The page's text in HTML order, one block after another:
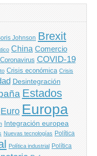
Johnson Brexit
China Comercio
Coronavirus COVID-19
Crisis económica Crisis
Desintegración
Estados
Euro Europa
Integración europea
Nuevas tecnologías Política
Política industrial Política